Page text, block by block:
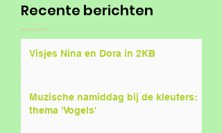
Recente berichten
Visjes Nina en Dora in 2KB
Muzische namiddag bij de kleuters:
thema 'Vogels'